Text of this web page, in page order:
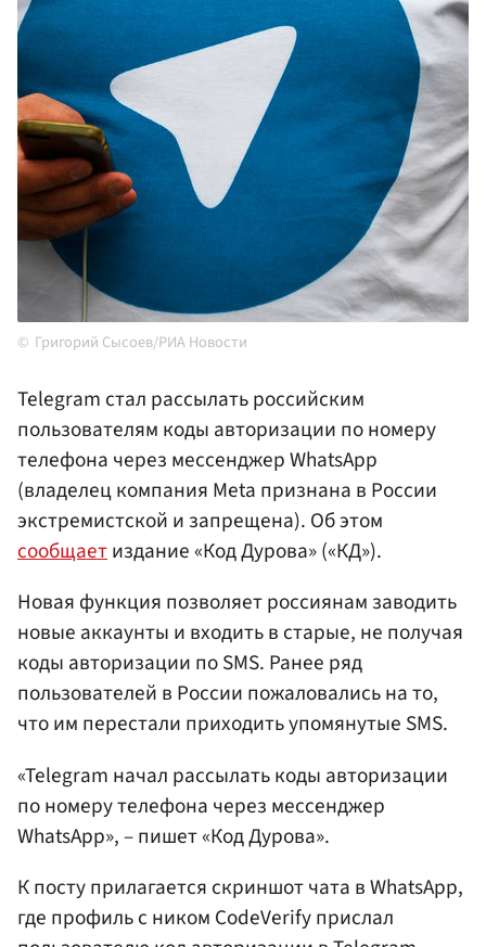
Григорий Сысоев/РИА Новости
Telegram стал рассылать российским
пользователям коды авторизации по номеру
телефона через мессенджер WhatsApp
(владелец компания Meta признана в России
экстремистской и запрещена). Об этом
сообщаетиздание «Код Дурова» («КД»).
Новая функция позволяет россиянам заводить
новые аккаунты и входить в старые, не получая
коды авторизации по SMS. Ранее ряд
пользователей в России пожаловались на то,
что им перестали приходить упомянутые SMS.
«Telegram начал рассылать коды авторизации
по номеру телефона через мессенджер
WhatsApp», – пишет «Код Дурова».
К посту прилагается скриншот чата в WhatsApp,
где профиль с ником CodeVerify прислал